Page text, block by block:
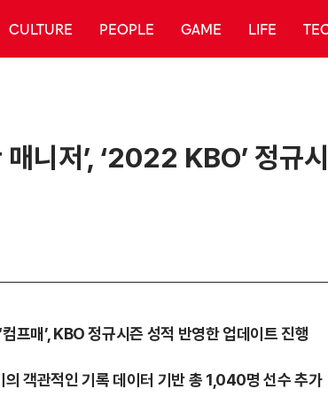
CULTURE PEOPLE GAME LIFE
니저’, ‘2022 KBO’ 정규
프매’, KBO 정규시즌 성적 반영한 업데이트 진행
객관적인 기록 데이터 기반 총 1,040명 선수 추가